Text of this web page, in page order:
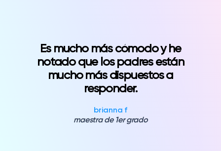
Es mucho más cómodo y he
notado que los padres están
mucho más dispuestos a
responder.
brianna f
maestra de 1er grado